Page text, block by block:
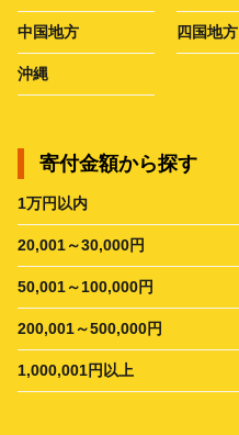
中国地方 四国地方
沖縄
寄付金額から探す
1万円以内
20,001～30,000円
50,001～100,000円
200,001～500,000円
1,000,001円以上